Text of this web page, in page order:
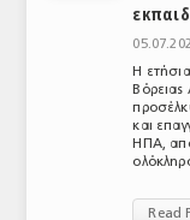
ΕΥΡΩΠΑΪΚΕΣ
Η
Βόρειας
και
ΗΠΑ, από
Read